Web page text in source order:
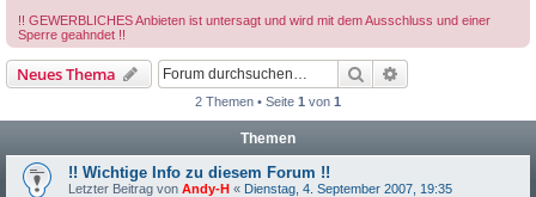
!! GEWERBLICHES Anbieten ist untersagt und wird mit dem Ausschluss und einer
Sperre geahndet !!
Neues Thema Suche
2 Themen • Seite 1 von 1
Themen
!! Wichtige Info zu diesem Forum !!
Letzter Beitrag von Andy-H « Dienstag, 4. September 2007, 19:35